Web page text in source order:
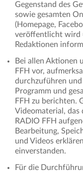
Gegenstand des
sowie gesamten
(Homepage,
veröffentlicht wird
Redaktionen
Bei allen Aktionen
FFH vor,
durchzuführen
Programm und
FFH zu berichten.
Videomaterial,
RADIO FFH
Bearbeitung,
und Videos
einverstanden.
Für die